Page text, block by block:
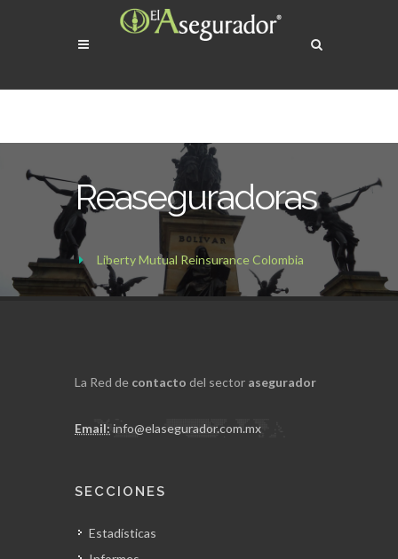
Reaseguradoras
Liberty Mutual Reinsurance Colombia
La Red de contacto del sector asegurador
Email: info@elasegurador.com.mx
SECCIONES
Estadísticas